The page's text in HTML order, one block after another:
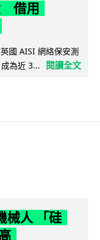
借用
國 AISI 網絡保安測
為近 3...
閱讀全文
械人 「硅